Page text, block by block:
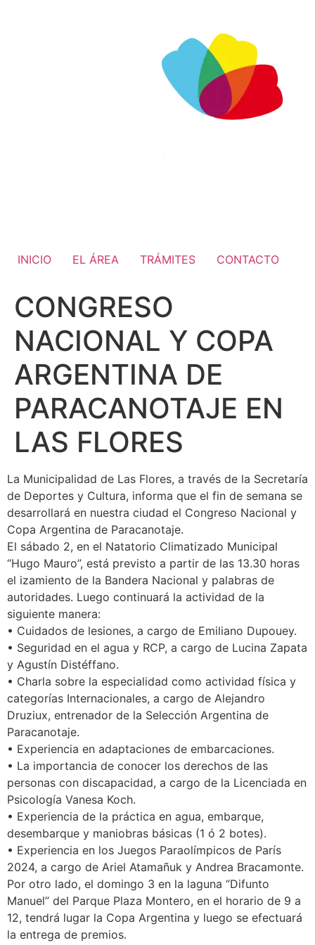
INICIO EL ÁREA TRÁMITES CONTACTO
CONGRESO
NACIONAL Y COPA
ARGENTINA DE
PARACANOTAJE EN
LAS FLORES
La Municipalidad de Las Flores, a través de la Secretaría
de Deportes y Cultura, informa que el fin de semana se
desarrollará en nuestra ciudad el Congreso Nacional y
Copa Argentina de Paracanotaje.
El sábado 2, en el Natatorio Climatizado Municipal
“Hugo Mauro”, está previsto a partir de las 13.30 horas
el izamiento de la Bandera Nacional y palabras de
autoridades. Luego continuará la actividad de la
siguiente manera:
• Cuidados de lesiones, a cargo de Emiliano Dupouey.
• Seguridad en el agua y RCP, a cargo de Lucina Zapata
y Agustín Distéffano.
• Charla sobre la especialidad como actividad física y
categorías Internacionales, a cargo de Alejandro
Druziux, entrenador de la Selección Argentina de
Paracanotaje.
• Experiencia en adaptaciones de embarcaciones.
• La importancia de conocer los derechos de las
personas con discapacidad, a cargo de la Licenciada en
Psicología Vanesa Koch.
• Experiencia de la práctica en agua, embarque,
desembarque y maniobras básicas (1 ó 2 botes).
• Experiencia en los Juegos Paraolímpicos de París
2024, a cargo de Ariel Atamañuk y Andrea Bracamonte.
Por otro lado, el domingo 3 en la laguna “Difunto
Manuel” del Parque Plaza Montero, en el horario de 9 a
12, tendrá lugar la Copa Argentina y luego se efectuará
la entrega de premios.